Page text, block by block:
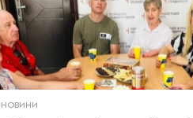
НОВИНИ